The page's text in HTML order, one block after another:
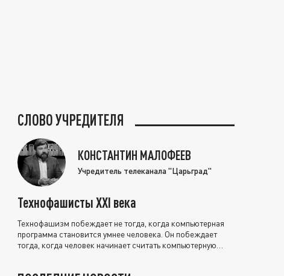
СЛОВО УЧРЕДИТЕЛЯ
КОНСТАНТИН МАЛОФЕЕВ
Учредитель телеканала "Царьград"
Технофашисты XXI века
Технофашизм побеждает не тогда, когда компьютерная
программа становится умнее человека. Он побеждает
тогда, когда человек начинает считать компьютерную